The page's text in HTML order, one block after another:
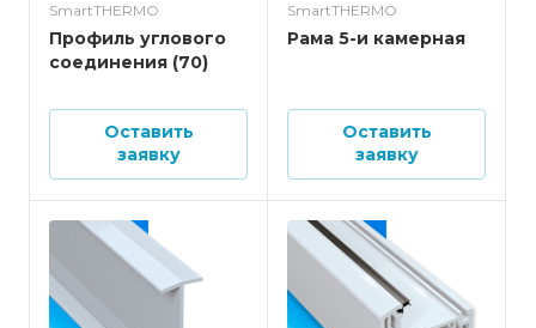
SmartTHERMO
Профиль углового
соединения (70)
Оставить
заявку
SmartTHERMO
Рама 5-и камерная
Оставить
заявку